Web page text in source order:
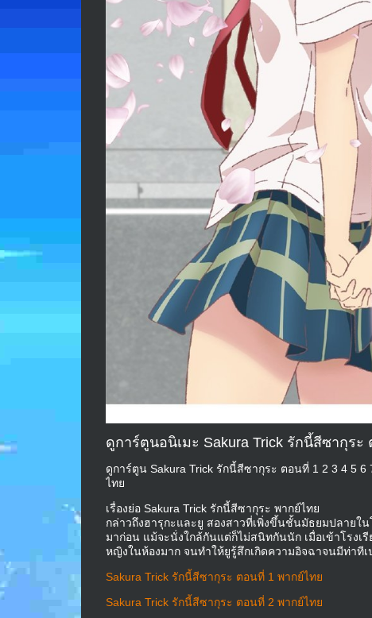
ดูการ์ตูนอนิเมะ Sakura Trick รักนี้สีซากุร
ดูการ์ตูน Sakura Trick รักนี้สีซากุระ ตอนที่ 1 2 3 4 5
ไทย
เรื่องย่อ Sakura Trick รักนี้สีซากุระ พากย์ไทย
กล่าวถึงฮารุกะและยู สองสาวที่เพิ่งขึ้นชั้นมัธยมปลายใ
มาก่อน แม้จะนั่งใกล้กันแต่ก็ไม่สนิทกันนัก เมื่อเข้าโรงเ
หญิงในห้องมาก จนทำให้ยูรู้สึกเกิดความอิจฉาจนมีท่าทีเ
Sakura Trick รักนี้สีซากุระ ตอนที่ 1 พากย์ไทย
Sakura Trick รักนี้สีซากุระ ตอนที่ 2 พากย์ไทย